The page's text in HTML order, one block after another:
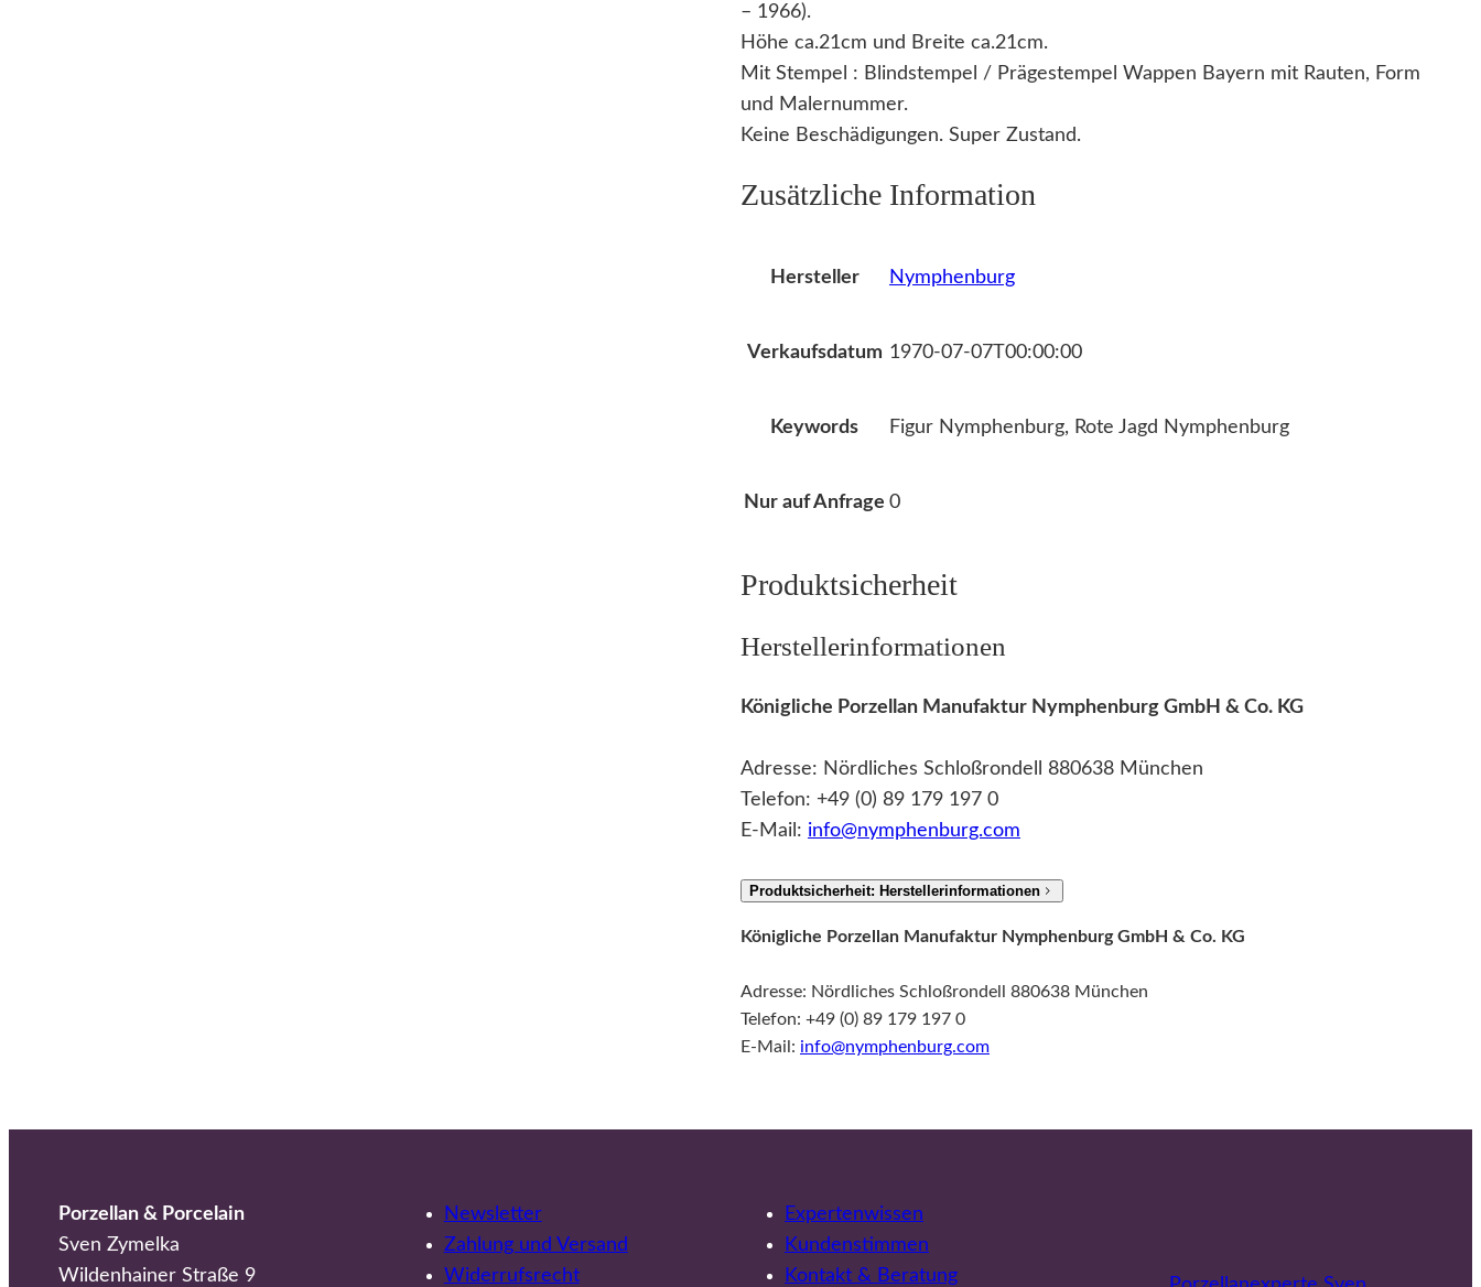
– 1966).
Höhe ca.21cm und Breite ca.21cm.
Mit Stempel : Blindstempel / Prägestempel Wappen Bayern mit Rauten, Form
und Malernummer.
Keine Beschädigungen. Super Zustand.
Zusätzliche Information
Hersteller Nymphenburg
Verkaufsdatum 1970-07-07T00:00:00
Keywords Figur Nymphenburg, Rote Jagd Nymphenburg
Nur auf Anfrage 0
Produktsicherheit
Herstellerinformationen
Königliche Porzellan Manufaktur Nymphenburg GmbH & Co. KG
Adresse: Nördliches Schloßrondell 880638 München
Telefon: +49 (0) 89 179 197 0
E-Mail: info@nymphenburg.com
Produktsicherheit: Herstellerinformationen
Königliche Porzellan Manufaktur Nymphenburg GmbH & Co. KG
Adresse: Nördliches Schloßrondell 880638 München
Telefon: +49 (0) 89 179 197 0
E-Mail: info@nymphenburg.com
Porzellan & Porcelain
Sven Zymelka
Wildenhainer Straße 9
Newsletter
Zahlung und Versand
Widerrufsrecht
Expertenwissen
Kundenstimmen
Kontakt & Beratung